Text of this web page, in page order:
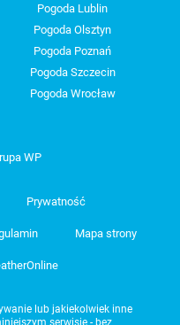
Pogoda Lublin
Pogoda Olsztyn
Pogoda Poznań
Pogoda Szczecin
Pogoda Wrocław
WP
Prywatność
Mapa strony
lub jakiekolwiek inne
serwisie - bez